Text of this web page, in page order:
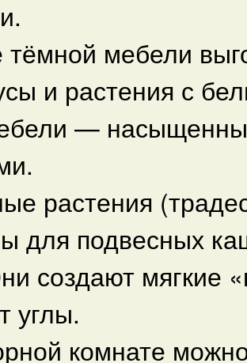
мебели
и растения с
—
растения
для подвесных
создают мягкие
углы.
комнате